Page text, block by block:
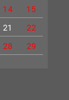
14
15
21
22
28
29